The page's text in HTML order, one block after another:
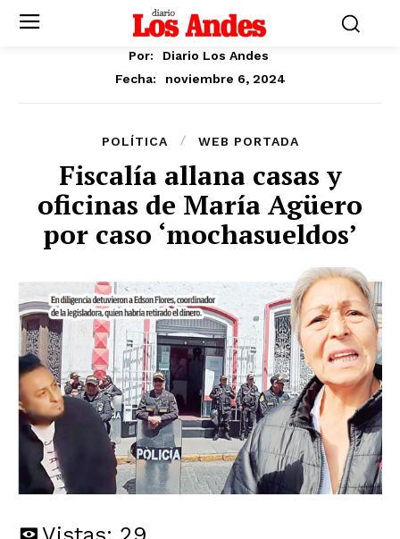
Por:
Diario Los Andes
Fecha:
noviembre 6, 2024
POLÍTICA WEB PORTADA
Fiscalía allana casas y
oficinas de María Agüero
por caso ‘mochasueldos’